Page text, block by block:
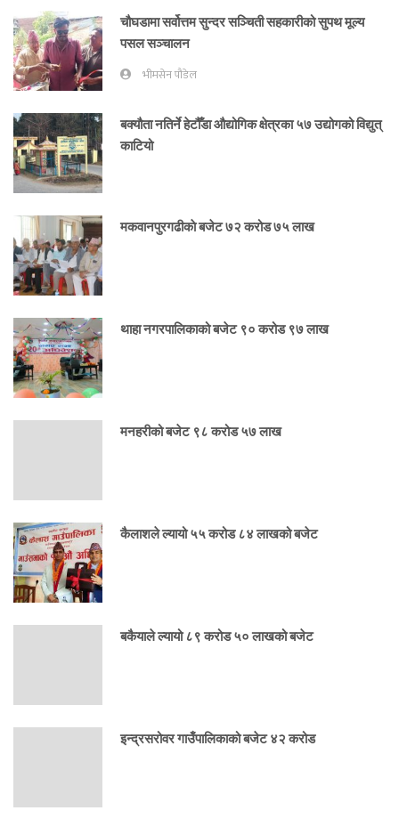
चौघडामा सर्वोत्तम सुन्दर सञ्चिती सहकारीको सुपथ मूल्य
पसल सञ्चालन
भीमसेन पौडेल
बक्यौता नतिर्ने हेटौँडा औद्योगिक क्षेत्रका ५७ उद्योगको विद्युत्
काटियो
मकवानपुरगढीकाे बजेट ७२ करोड ७५ लाख
थाहा नगरपालिकाको बजेट ९० करोड ९७ लाख
मनहरीको बजेट ९८ करोड ५७ लाख
कैलाशले ल्यायो ५५ करोड ८४ लाखको बजेट
बकैयाले ल्यायो ८९ करोड ५० लाखको बजेट
इन्द्रसरोवर गाउँपालिकाको बजेट ४२ करोड